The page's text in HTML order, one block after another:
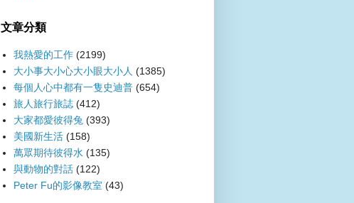
文章分類
我熱愛的工作 (2199)
大小事大小心大小眼大小人 (1385)
每個人心中都有一隻史迪普 (654)
旅人旅行旅誌 (412)
大家都愛彼得兔 (393)
美國新生活 (158)
萬眾期待彼得水 (135)
與動物的對話 (122)
Peter Fu的影像教室 (43)